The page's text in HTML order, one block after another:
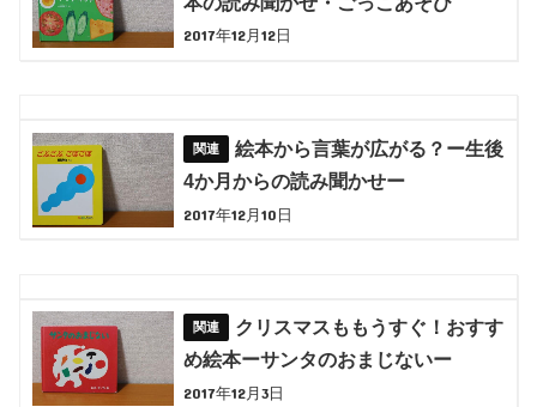
2017年12月12日
絵本から言葉が広がる？ー生後
4か月からの読み聞かせー
2017年12月10日
クリスマスももうすぐ！おすす
め絵本ーサンタのおまじないー
2017年12月3日